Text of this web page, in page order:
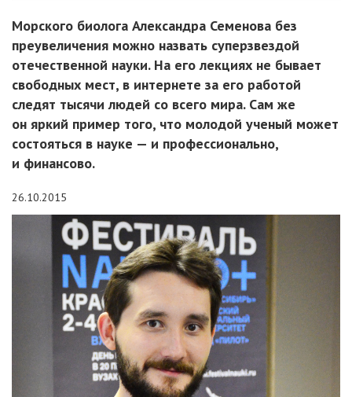
Морского биолога Александра Семенова без
преувеличения можно назвать суперзвездой
отечественной науки. На его лекциях не бывает
свободных мест, в интернете за его работой
следят тысячи людей со всего мира. Сам же
он яркий пример того, что молодой ученый может
состояться в науке — и профессионально,
и финансово.
26.10.2015